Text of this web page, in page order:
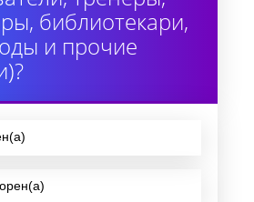
библиотекари,
и прочие